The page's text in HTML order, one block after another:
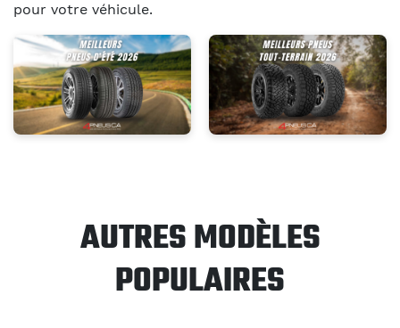
pour votre véhicule.
AUTRES MODÈLES
POPULAIRES